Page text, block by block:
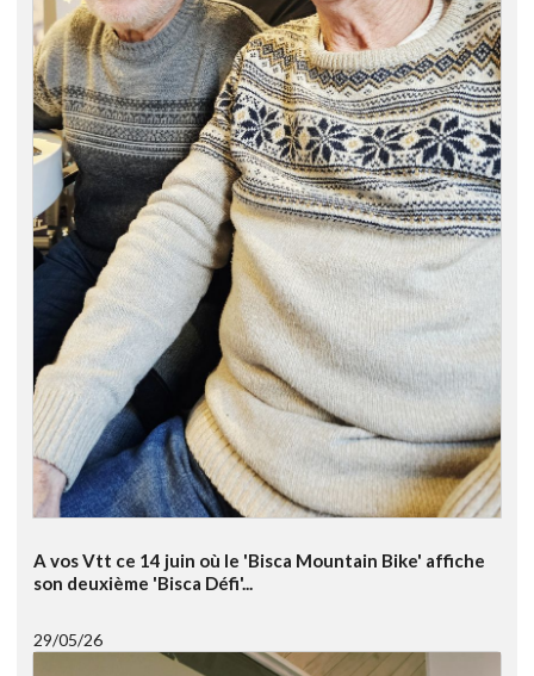
A vos Vtt ce 14 juin où le 'Bisca Mountain Bike' affiche
son deuxième 'Bisca Défi'...
29/05/26